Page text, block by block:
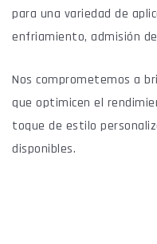
para una variedad de
enfriamiento, admisión
Nos comprometemos a
que optimicen el
toque de estilo
disponibles.